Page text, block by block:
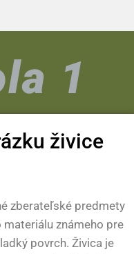
1
živice
zberateľské predmety
materiálu známeho pre
povrch. Živica je